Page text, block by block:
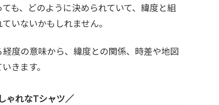
も、どのように決められていて、緯度と組
いないかもしれません。
度の意味から、緯度との関係、時差や地図
きます。
ゃれなTシャツ